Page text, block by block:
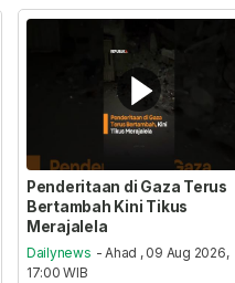
Penderitaan di Gaza Terus
Bertambah Kini Tikus
Merajalela
Dailynews - Ahad , 09 Aug 2026,
17:00 WIB